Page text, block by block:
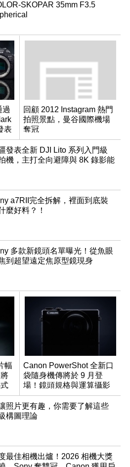
SKOPAR 35mm F3.5
過
表
回顧 2012 Instagram 熱門
拍照景點，曼谷國際機場
奪冠
發表全新 DJI Lito 系列入門級
機，主打全向避障與 8K 錄影能
a7RII完全拆解，裡面到底裝
麼好料？！
多款新鏡頭名單曝光！從魚眼
到超望遠定焦原型鏡現身
幅
Canon PowerShot 全新口
袋隨身機傳將於 9 月登
場！鏡頭規格與運算攝影
升級成為焦點
照片更有趣，你需要了解這些
構圖理論
最佳相機出爐！2026 相機大獎